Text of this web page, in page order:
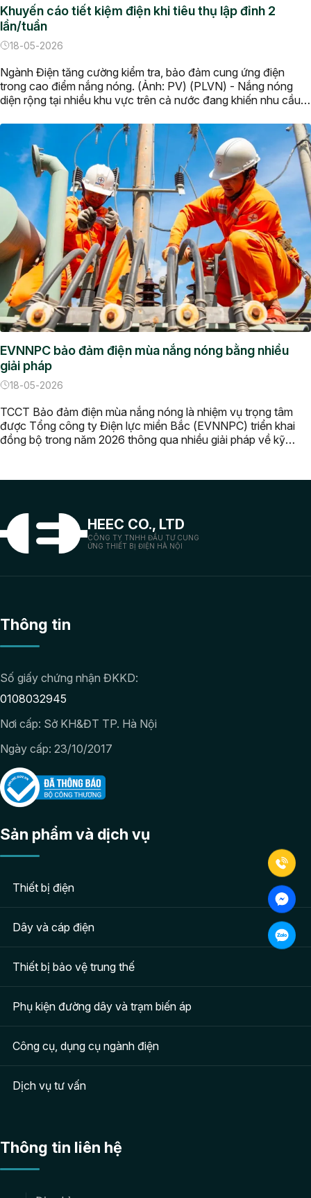
Khuyến cáo tiết kiệm điện khi tiêu thụ lập đỉnh 2
lần/tuần
18-05-2026
Ngành Điện tăng cường kiểm tra, bảo đảm cung ứng điện
trong cao điểm nắng nóng. (Ảnh: PV) (PLVN) - Nắng nóng
diện rộng tại nhiều khu vực trên cả nước đang khiến nhu cầu
tiêu thụ điện trong năm 2026. […]
EVNNPC bảo đảm điện mùa nắng nóng bằng nhiều
giải pháp
18-05-2026
TCCT Bảo đảm điện mùa nắng nóng là nhiệm vụ trọng tâm
được Tổng công ty Điện lực miền Bắc (EVNNPC) triển khai
đồng bộ trong năm 2026 thông qua nhiều giải pháp về kỹ
HEEC CO., LTD
CÔNG TY TNHH ĐẦU TƯ CUNG
ỨNG THIẾT BỊ ĐIỆN HÀ NỘI
Thông tin
Số giấy chứng nhận ĐKKD:
0108032945
Nơi cấp: Sở KH&ĐT TP. Hà Nội
Ngày cấp: 23/10/2017
Sản phẩm và dịch vụ
Thiết bị điện
Dây và cáp điện
Thiết bị bảo vệ trung thế
Phụ kiện đường dây và trạm biến áp
Công cụ, dụng cụ ngành điện
Dịch vụ tư vấn
Thông tin liên hệ